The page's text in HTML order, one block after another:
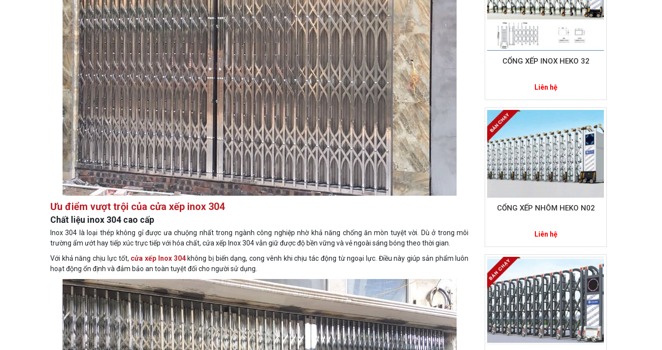
Ưu điểm vượt trội của cửa xếp inox 304
Chất liệu inox 304 cao cấp
Inox 304 là loại thép không gỉ được ưa chuộng nhất trong ngành công nghiệp nhờ khả năng chống ăn mòn tuyệt vời. Dù ở trong môi
trường ẩm ướt hay tiếp xúc trực tiếp với hóa chất, cửa xếp Inox 304 vẫn giữ được độ bền vững và vẻ ngoài sáng bóng theo thời gian.
Với khả năng chịu lực tốt, cửa xếp Inox 304 không bị biến dạng, cong vênh khi chịu tác động từ ngoại lực. Điều này giúp sản phẩm luôn
hoạt động ổn định và đảm bảo an toàn tuyệt đối cho người sử dụng.
CỔNG XẾP INOX HEKO 32
Liên hệ
CỔNG XẾP NHÔM HEKO N02
Liên hệ